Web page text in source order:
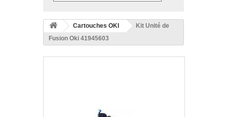
Cartouches OKI
Kit Unité de
Fusion Oki 41945603